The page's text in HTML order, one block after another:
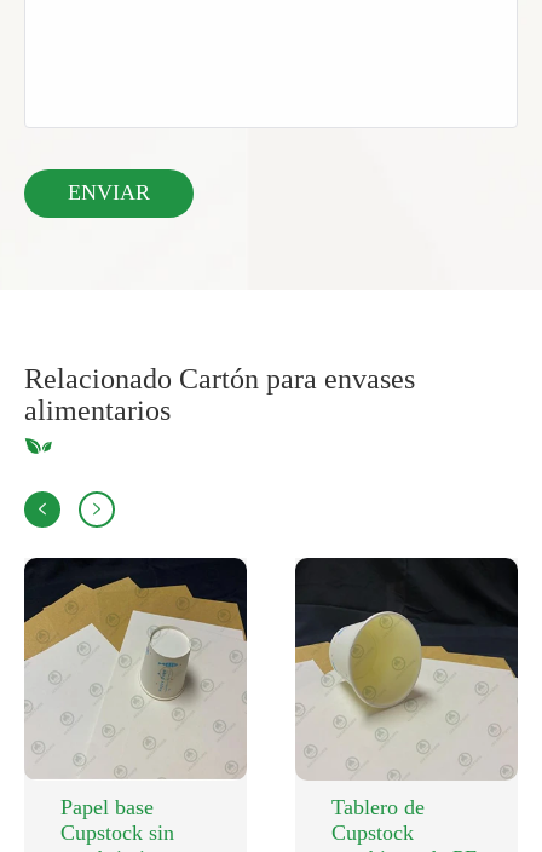
Relacionado Cartón para envases
alimentarios
 
Papel base
Cupstock sin
Tablero de
Cupstock